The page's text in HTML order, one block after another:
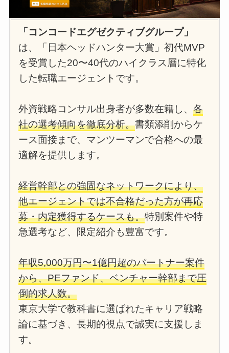
「コンコードエグゼクティブグループ」
は、「日本ヘッドハンター大賞」初代MVP
を受賞した20〜40代のハイクラス層に特化
した転職エージェントです。
外資戦略コンサル出身者が多数在籍し、各
社の選考傾向を徹底分析。書類添削からケ
ース面接まで、マンツーマンで合格への最
適解を提供します。
経営幹部との強固なネットワークにより、
他エージェントでは不合格だった方が再応
募・内定獲得するケースも。特別案件や特
急選考など、限定紹介も豊富です。
年収5,000万円〜1億円超のパートナー案件
から、PEファンド、ベンチャー幹部まで圧
倒的求人数。
東京大学で教科書に選ばれたキャリア戦略
論に基づき、長期的視点で誠実に支援しま
す。